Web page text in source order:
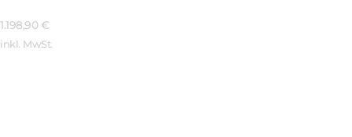
1.198,90 €
inkl. MwSt.